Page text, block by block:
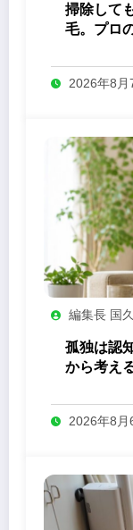
掃除して
毛。プロ
2026年8月
編集長 国
孤独は認
から考え
2026年8月